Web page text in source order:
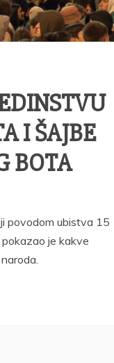
I ŠAJBE
BOTA
povodom ubistva 15
je kakve